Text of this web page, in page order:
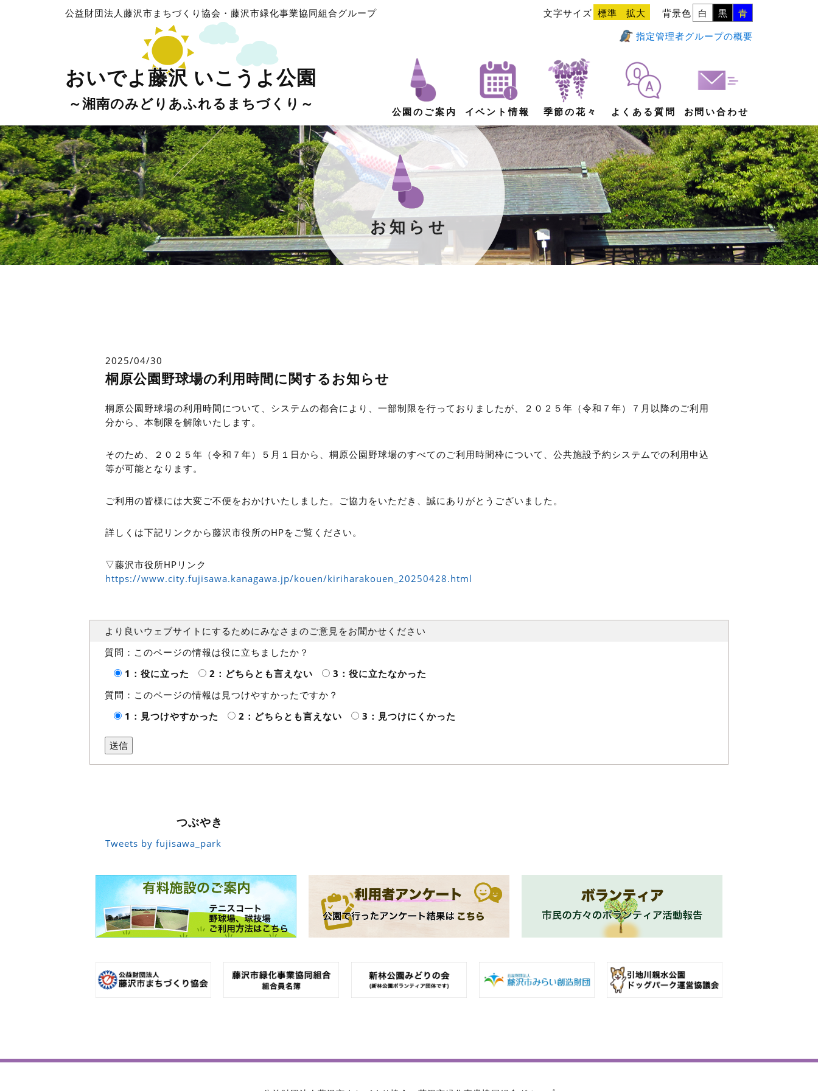
公益財団法人藤沢市まちづくり協会・藤沢市緑化事業協同組合グループ 文字サイズ 標準 拡大 背景色 白 黒
青
指定管理者グループの概要
おいでよ藤沢 いこうよ公園
～湘南のみどりあふれるまちづくり～
公園のご案内 イベント情報 季節の花々 よくある質問 お問い合わせ
お知らせ
2025/04/30
桐原公園野球場の利用時間に関するお知らせ
桐原公園野球場の利用時間について、システムの都合により、一部制限を行っておりましたが、２０２５ 年（令和７年）７月以降のご利用
分から、本制限を解除いたします。
そのため、２０２５ 年（令和７年）５月１日から、桐原公園野球場のすべてのご利用時間枠について、公共施設予約システムでの利用申込
等が可能となります。
ご利用の皆様には大変ご不便をおかけいたしました。ご協力をいただき、誠にありがとうございました。
詳しくは下記リンクから藤沢市役所のHPをご覧ください。
▽藤沢市役所HPリンク
https://www.city.fujisawa.kanagawa.jp/kouen/kiriharakouen_20250428.html
より良いウェブサイトにするためにみなさまのご意見をお聞かせください
質問：このページの情報は役に立ちましたか？
1：役に立った
2：どちらとも言えない
3：役に立たなかった
質問：このページの情報は見つけやすかったですか？
1：見つけやすかった
2：どちらとも言えない 3：見つけにくかった
つぶやき
Tweets by fujisawa_park